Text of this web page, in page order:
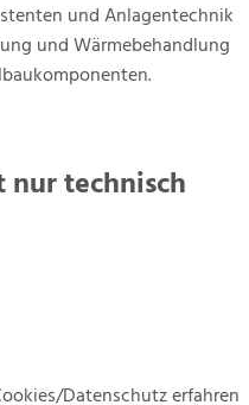
und Anlagentechnik
und Wärmebehandlung
nur technisch
Datenschutz erfahren